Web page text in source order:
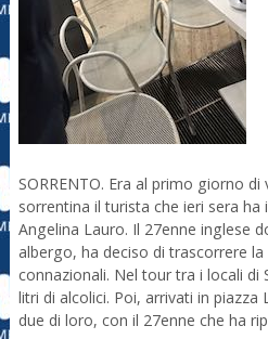
SORRENTO. Era al primo giorno di
sorrentina il turista che ieri sera ha
Angelina Lauro. Il 27enne inglese
albergo, ha deciso di trascorrere
connazionali. Nel tour tra i locali
litri di alcolici. Poi, arrivati in piazza
due di loro, con il 27enne che ha